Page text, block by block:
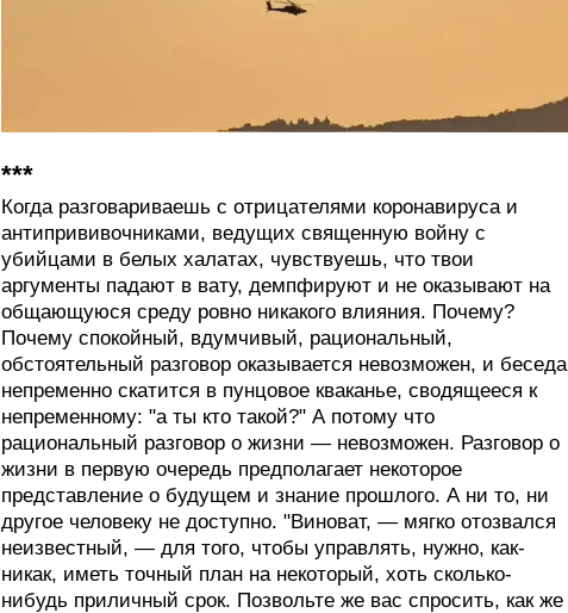
***
Когда разговариваешь с отрицателями коронавируса и
антипрививочниками, ведущих священную войну с
убийцами в белых халатах, чувствуешь, что твои
аргументы падают в вату, демпфируют и не оказывают на
общающуюся среду ровно никакого влияния. Почему?
Почему спокойный, вдумчивый, рациональный,
обстоятельный разговор оказывается невозможен, и беседа
непременно скатится в пунцовое кваканье, сводящееся к
непременному: "а ты кто такой?" А потому что
рациональный разговор о жизни — невозможен. Разговор о
жизни в первую очередь предполагает некоторое
представление о будущем и знание прошлого. А ни то, ни
другое человеку не доступно. "Виноват, — мягко отозвался
неизвестный, — для того, чтобы управлять, нужно, как-
никак, иметь точный план на некоторый, хоть сколько-
нибудь приличный срок. Позвольте же вас спросить, как же